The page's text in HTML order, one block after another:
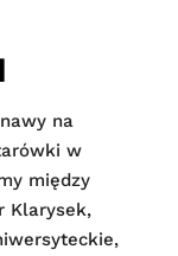
na
w
między
Klarysek,